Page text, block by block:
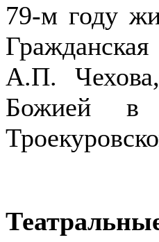
79-м году
А.П.
Божией в